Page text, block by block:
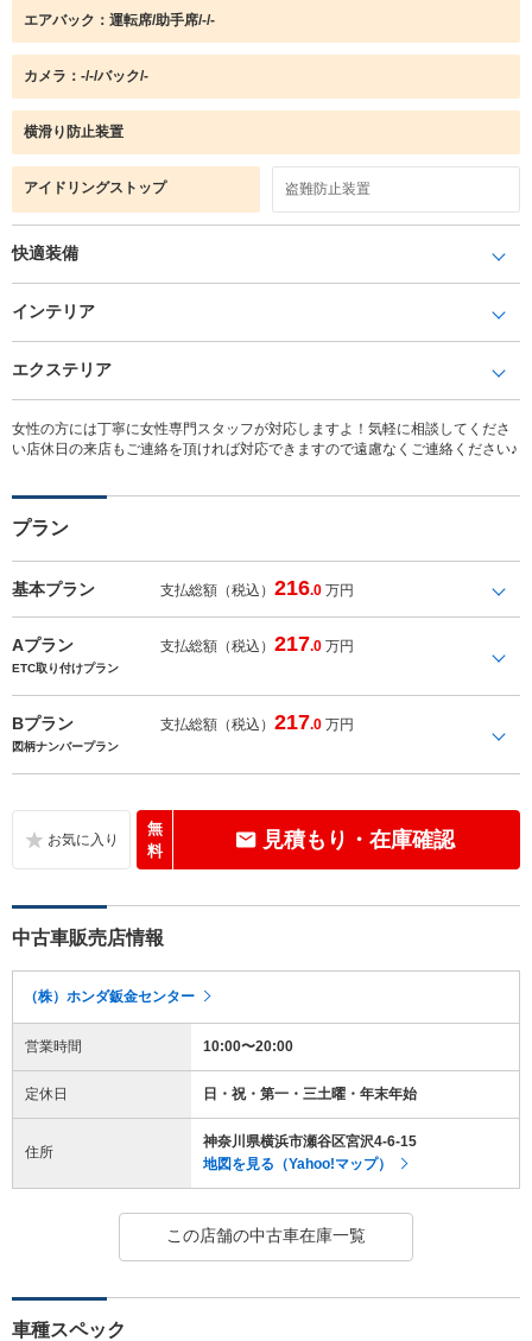
エアバック：運転席/助手席/-/-
カメラ：-/-/バック/-
横滑り防止装置
アイドリングストップ 盗難防止装置
快適装備
インテリア
エクステリア
女性の方には丁寧に女性専門スタッフが対応しますよ！気軽に相談してくださ
い店休日の来店もご連絡を頂ければ対応できますので遠慮なくご連絡ください♪
プラン
基本プラン 支払総額（税込）216.0 万円
Aプラン 支払総額（税込）217.0 万円
ETC取り付けプラン
Bプラン 支払総額（税込）217.0 万円
図柄ナンバープラン
無
料
見積もり・在庫確認
中古車販売店情報
（株）ホンダ鈑金センター
営業時間 10:00〜20:00
定休日 日・祝・第一・三土曜・年末年始
住所
神奈川県横浜市瀬谷区宮沢4-6-15
地図を見る（Yahoo!マップ）
この店舗の中古車在庫一覧
車種スペック